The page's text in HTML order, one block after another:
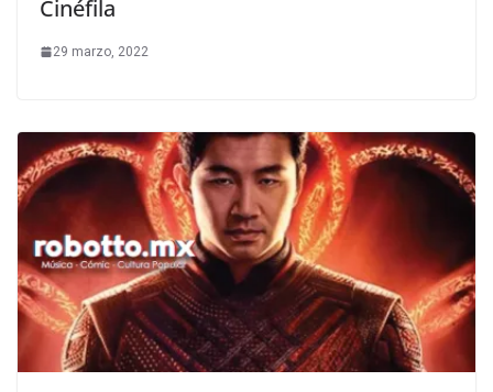
Cinéfila
29 marzo, 2022